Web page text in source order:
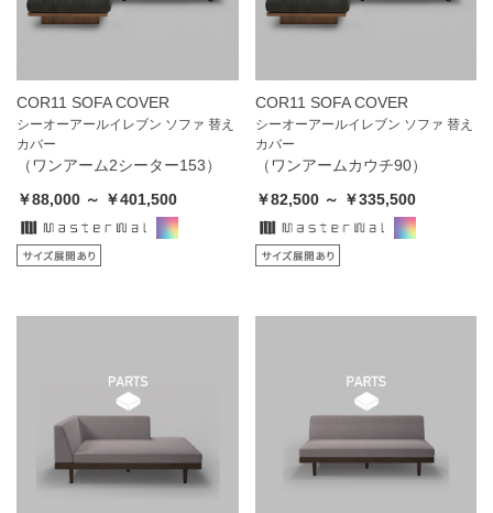
COR11 SOFA COVER
シーオーアールイレブン ソファ 替え
カバー
（ワンアーム2シーター153）
￥88,000 ～ ￥401,500
COR11 SOFA COVER
シーオーアールイレブン ソファ 替え
カバー
（ワンアームカウチ90）
￥82,500 ～ ￥335,500